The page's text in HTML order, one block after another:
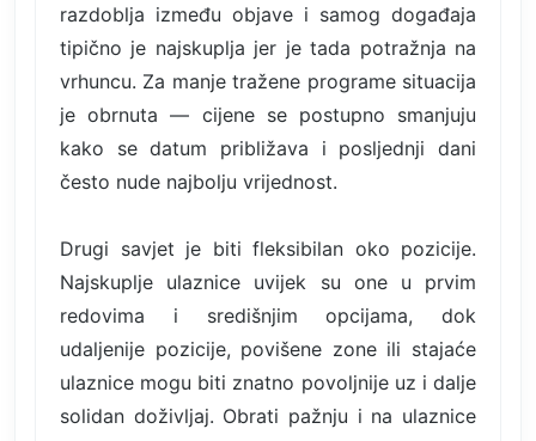
razdoblja između objave i samog događaja
tipično je najskuplja jer je tada potražnja na
vrhuncu. Za manje tražene programe situacija
je obrnuta — cijene se postupno smanjuju
kako se datum približava i posljednji dani
često nude najbolju vrijednost.
Drugi savjet je biti fleksibilan oko pozicije.
Najskuplje ulaznice uvijek su one u prvim
redovima i središnjim opcijama, dok
udaljenije pozicije, povišene zone ili stajaće
ulaznice mogu biti znatno povoljnije uz i dalje
solidan doživljaj. Obrati pažnju i na ulaznice